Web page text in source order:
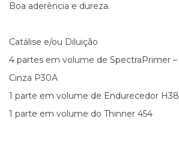
Boa aderência e dureza.
Catálise e/ou Diluição
4 partes em volume de SpectraPrimer
Cinza P30A
1 parte em volume de Endurecedor H38
1 parte em volume do Thinner 454